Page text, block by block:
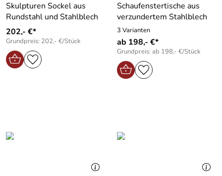
Skulpturen Sockel aus
Rundstahl und Stahlblech
202,- €*
Grundpreis: 202,- €/Stück
Schaufenstertische aus
verzundertem Stahlblech
3 Varianten
ab 198,- €*
Grundpreis: ab 198,- €/Stück